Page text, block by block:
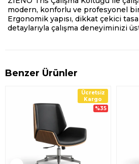
modern, konforlu ve profesyonel bir
Ergonomik yapısı, dikkat çekici
detaylarıyla çalışma deneyiminizi
Benzer Ürünler
Ücretsiz
Kargo
%35